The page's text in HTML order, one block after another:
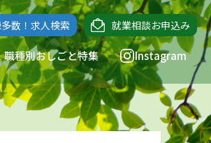
数！求人検索 就業相談お申込み
職種別おしごと特集 Instagram